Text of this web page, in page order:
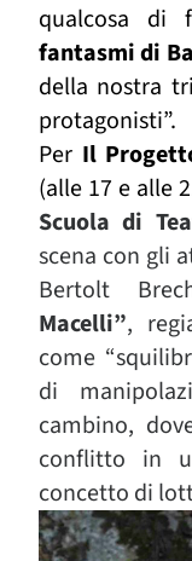
qualcosa di
fantasmi di
della nostra
protagonisti”.
Per Il
(alle 17 e alle
Scuola di
scena con gli
Bertolt
Macelli”,
come
di
cambino,
conflitto in
concetto di